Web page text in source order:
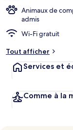
Animaux de
admis
Wi-Fi gratuit
Tout afficher
Services et
Comme à la